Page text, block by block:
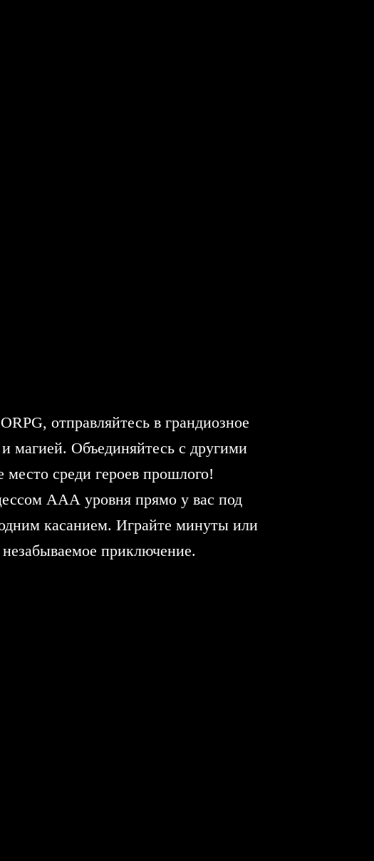
отправляйтесь в грандиозное
магией. Объединяйтесь с другими
место среди героев прошлого!
ААА уровня прямо у вас под
касанием. Играйте минуты или
приключение.